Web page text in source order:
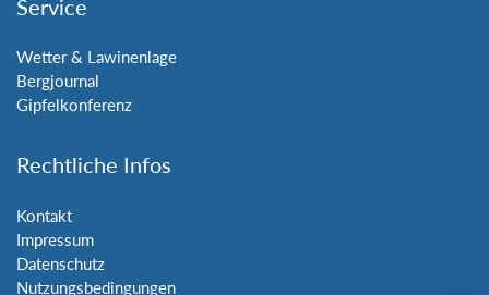
Service
Wetter & Lawinenlage
Bergjournal
Gipfelkonferenz
Rechtliche Infos
Kontakt
Impressum
Datenschutz
Nutzungsbedingungen